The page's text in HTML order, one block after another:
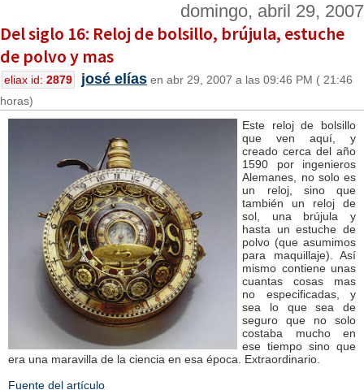
domingo, abril 29, 2007
Del siglo 16: Reloj de bolsillo, brújula, estuche
de polvo y mas
eliax id: 2879 josé elías en abr 29, 2007 a las 09:46 PM ( 21:46
horas)
Este reloj de bolsillo
que ven aquí, y
creado cerca del año
1590 por ingenieros
Alemanes, no solo es
un reloj, sino que
también un reloj de
sol, una brújula y
hasta un estuche de
polvo (que asumimos
para maquillaje). Así
mismo contiene unas
cuantas cosas mas
no especificadas, y
sea lo que sea de
seguro que no solo
costaba mucho en
ese tiempo sino que
era una maravilla de la ciencia en esa época. Extraordinario.
Fuente del artículo